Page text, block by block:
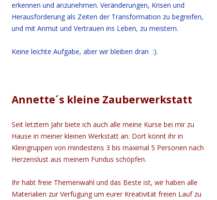
erkennen und anzunehmen. Veränderungen, Krisen und
Herausforderung als Zeiten der Transformation zu begreifen,
und mit Anmut und Vertrauen ins Leben, zu meistern.
Keine leichte Aufgabe, aber wir bleiben dran :).
Annette´s kleine Zauberwerkstatt
Seit letztem Jahr biete ich auch alle meine Kurse bei mir zu
Hause in meiner kleinen Werkstatt an. Dort könnt ihr in
Kleingruppen von mindestens 3 bis maximal 5 Personen nach
Herzenslust aus meinem Fundus schöpfen.
Ihr habt freie Themenwahl und das Beste ist, wir haben alle
Materialien zur Verfügung um eurer Kreativität freien Lauf zu